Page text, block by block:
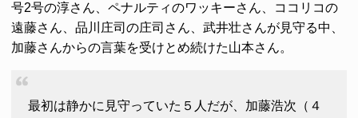
号2号の淳さん、ペナルティのワッキーさん、ココリコの
遠藤さん、品川庄司の庄司さん、武井壮さんが見守る中、
加藤さんからの言葉を受けとめ続けた山本さん。
最初は静かに見守っていた５人だが、加藤浩次（４